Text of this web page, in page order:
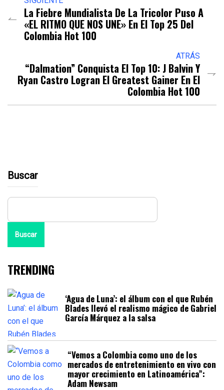
La Fiebre Mundialista De La Tricolor Puso A
«EL RITMO QUE NOS UNE» En El Top 25 Del
Colombia Hot 100
ATRÁS
“Dalmation” Conquista El Top 10: J Balvin Y
Ryan Castro Logran El Greatest Gainer En El
Colombia Hot 100
Buscar
Buscar
TRENDING
‘Agua de Luna’: el álbum con el que Rubén
Blades llevó el realismo mágico de Gabriel
García Márquez a la salsa
“Vemos a Colombia como uno de los
mercados de entretenimiento en vivo con
mayor crecimiento en Latinoamérica”:
Adam Newsam